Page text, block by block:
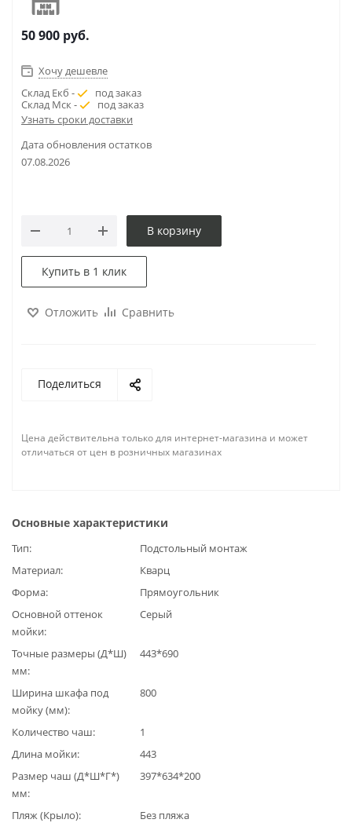
50 900 руб.
Хочу дешевле
Склад Екб -
под заказ
Склад Мск -
под заказ
Узнать сроки доставки
Дата обновления остатков
07.08.2026
В корзину
Купить в 1 клик
Отложить Сравнить
Поделиться
Цена действительна только для интернет-магазина и может
отличаться от цен в розничных магазинах
Основные характеристики
Тип
Подстольный монтаж
Материал
Кварц
Форма
Прямоугольник
Основной оттенок
мойки
Серый
Точные размеры (Д*Ш)
мм
443*690
Ширина шкафа под
мойку (мм)
800
Количество чаш
1
Длина мойки
443
Размер чаш (Д*Ш*Г*)
мм
397*634*200
Пляж (Крыло)
Без пляжа